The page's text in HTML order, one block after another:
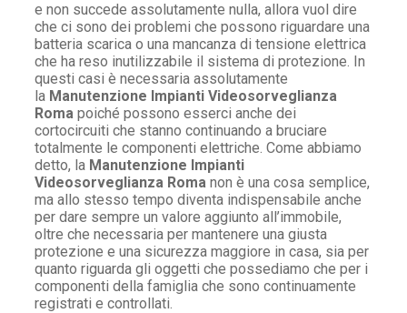
e non succede assolutamente nulla, allora vuol dire
che ci sono dei problemi che possono riguardare una
batteria scarica o una mancanza di tensione elettrica
che ha reso inutilizzabile il sistema di protezione. In
questi casi è necessaria assolutamente
la Manutenzione Impianti Videosorveglianza
Roma poiché possono esserci anche dei
cortocircuiti che stanno continuando a bruciare
totalmente le componenti elettriche. Come abbiamo
detto, la Manutenzione Impianti
Videosorveglianza Roma non è una cosa semplice,
ma allo stesso tempo diventa indispensabile anche
per dare sempre un valore aggiunto all’immobile,
oltre che necessaria per mantenere una giusta
protezione e una sicurezza maggiore in casa, sia per
quanto riguarda gli oggetti che possediamo che per i
componenti della famiglia che sono continuamente
registrati e controllati.